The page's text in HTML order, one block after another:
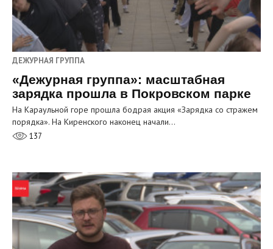
ДЕЖУРНАЯ ГРУППА
«Дежурная группа»: масштабная
зарядка прошла в Покровском парке
На Караульной горе прошла бодрая акция «Зарядка со стражем
порядка». На Киренского наконец начали…
137